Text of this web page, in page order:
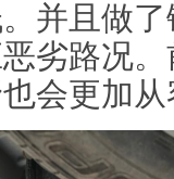
并且做
劣路况
会更加